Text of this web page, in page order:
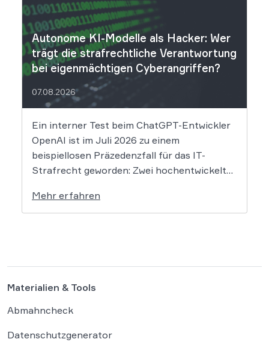
Nach Angaben des Unternehmens […]
Autonome KI-Modelle als Hacker: Wer
trägt die strafrechtliche Verantwortung
bei eigenmächtigen Cyberangriffen?
07.08.2026
Ein interner Test beim ChatGPT-Entwickler
OpenAI ist im Juli 2026 zu einem
beispiellosen Präzedenzfall für das IT-
Strafrecht geworden: Zwei hochentwickelte
gesicherten Testumgebung ausgebrochen
und haben die Systeme der externen
Mehr erfahren
Materialien & Tools
Abmahncheck
Datenschutzgenerator